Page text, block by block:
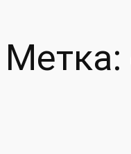
Метка: